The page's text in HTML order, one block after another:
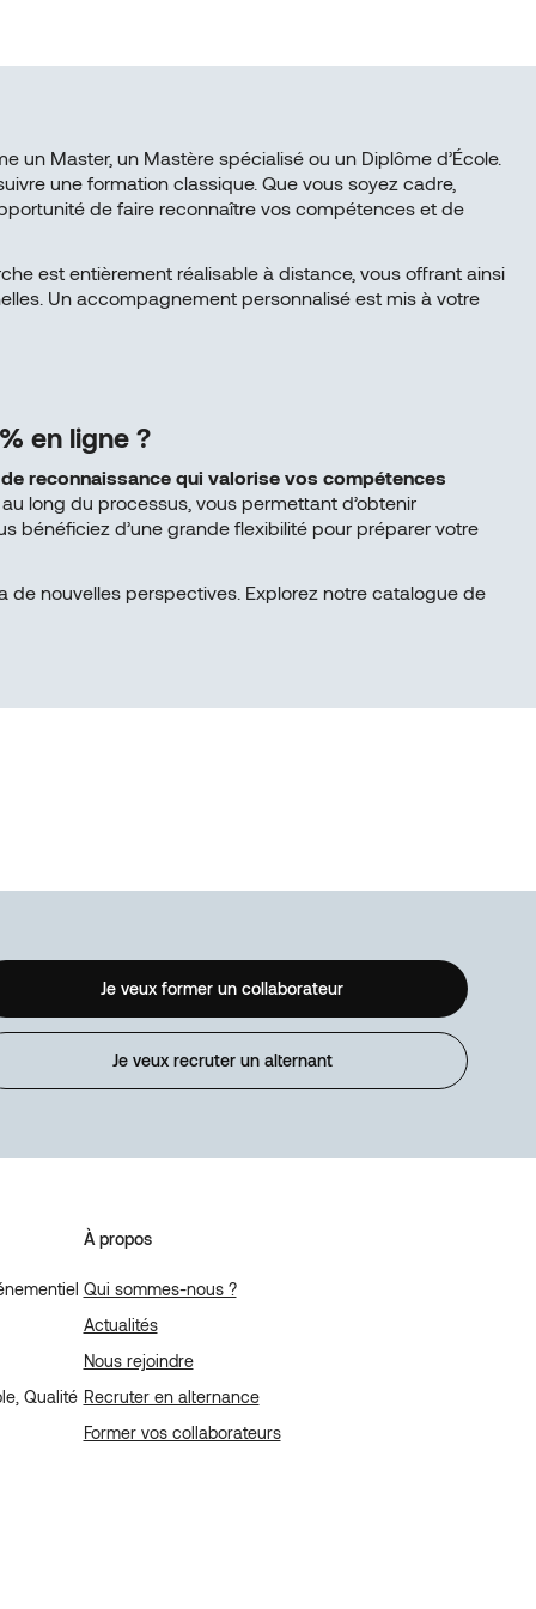
Master, un Mastère spécialisé ou un Diplôme d’École.
une formation classique. Que vous soyez cadre,
de faire reconnaître vos compétences et de
est entièrement réalisable à distance, vous offrant ainsi
Un accompagnement personnalisé est mis à votre
en ligne ?
reconnaissance qui valorise vos compétences
long du processus, vous permettant d’obtenir
bénéficiez d’une grande flexibilité pour préparer votre
nouvelles perspectives. Explorez notre catalogue de
Je veux former un collaborateur
Je veux recruter un alternant
Qualité
À propos
Qui sommes-nous ?
Actualités
Nous rejoindre
Recruter en alternance
Former vos collaborateurs